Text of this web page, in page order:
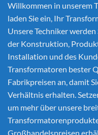
Willkommen in unserem
laden Sie ein, Ihr
Unsere Techniker
der Konstruktion,
Installation und des
Transformatoren bester
Fabrikpreisen an, damit
Verhältnis erhalten.
um mehr über unsere
Großhandelspreisen